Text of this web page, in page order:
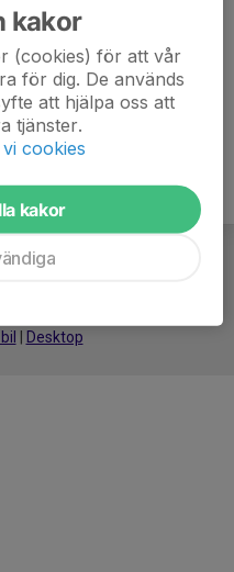
Desktop
kakor
(cookies) för att vår
för dig. De används
att hjälpa oss att
tjänster.
cookies
kakor